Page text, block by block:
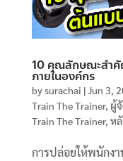
10 คุณลักษณะสำคั
ภายในองค์กร
bysurachai |Jun 3,
Train The Trainer, ผู้
Train The Trainer, ห
การปล่อยให้พนักง